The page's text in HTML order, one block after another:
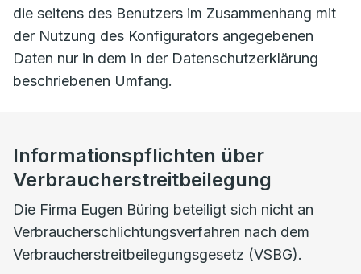
die seitens des Benutzers im Zusammenhang mit
der Nutzung des Konfigurators angegebenen
Daten nur in dem in der Datenschutzerklärung
beschriebenen Umfang.
Informationspflichten über
Verbraucherstreitbeilegung
Die Firma Eugen Büring beteiligt sich nicht an
Verbraucherschlichtungsverfahren nach dem
Verbraucherstreitbeilegungsgesetz (VSBG).